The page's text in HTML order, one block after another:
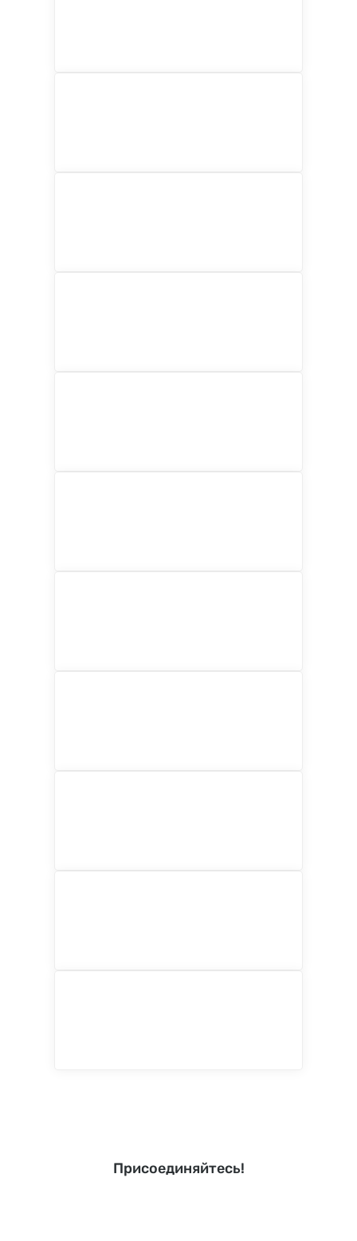
Присоединяйтесь!